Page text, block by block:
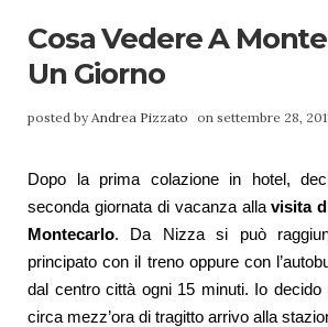
Cosa Vedere A
Un Giorno
posted by Andrea Pizzato on settembre 28,
Dopo la prima colazione in hotel,
seconda giornata di vacanza allavisita
Montecarlo. Da Nizza si può
principato con il treno oppure con
dal centro città ogni 15 minuti. Io decido
circa mezz’ora di tragitto arrivo alla